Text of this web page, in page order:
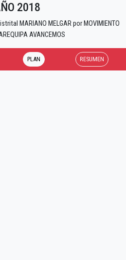
2018
MARIANO MELGAR por MOVIMIENTO
AVANCEMOS
PLAN RESUMEN